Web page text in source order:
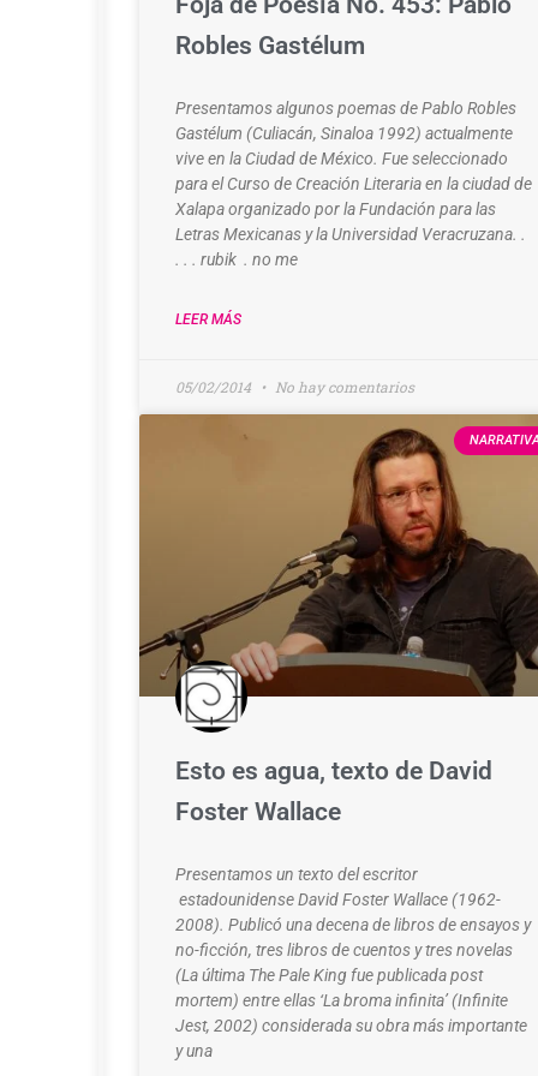
Pablo
Gastélum
Presentamos
comentario
González
1960)
sobre
Pablo
Robles
Gastélum
(Culiacán,
González
Valdés.
Ensayista,
historiador.
últimos
publicados
Robles Gastélum
Presentamos algunos poemas de Pablo Robles
Gastélum (Culiacán, Sinaloa 1992) actualmente
vive en la Ciudad de México. Fue seleccionado
para el Curso de Creación Literaria en la ciudad de
Xalapa organizado por la Fundación para las
Letras Mexicanas y la Universidad Veracruzana. .
. . . rubik . no me
LEER MÁS
05/02/2014 No hay comentarios
Esto es agua, texto de David
Foster Wallace
Presentamos un texto del escritor
estadounidense David Foster Wallace (1962-
2008). Publicó una decena de libros de ensayos y
no-ficción, tres libros de cuentos y tres novelas
(La última The Pale King fue publicada post
mortem) entre ellas ‘La broma infinita’ (Infinite
Jest, 2002) considerada su obra más importante
y una